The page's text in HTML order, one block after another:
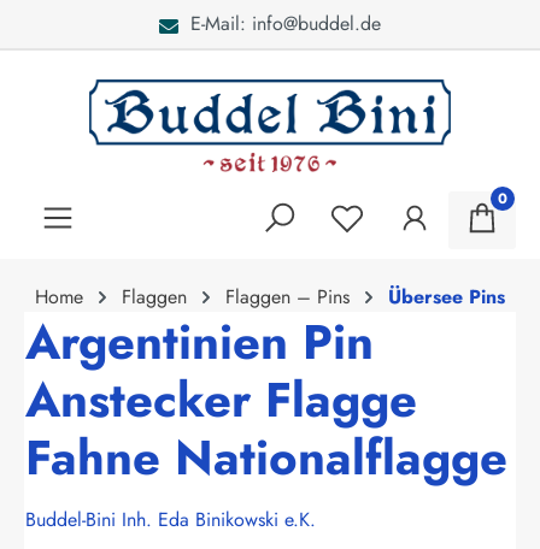
E-Mail: info@buddel.de
0
Home Flaggen Flaggen – Pins Übersee Pins
Argentinien Pin
Anstecker Flagge
Fahne Nationalflagge
Buddel-Bini Inh. Eda Binikowski e.K.